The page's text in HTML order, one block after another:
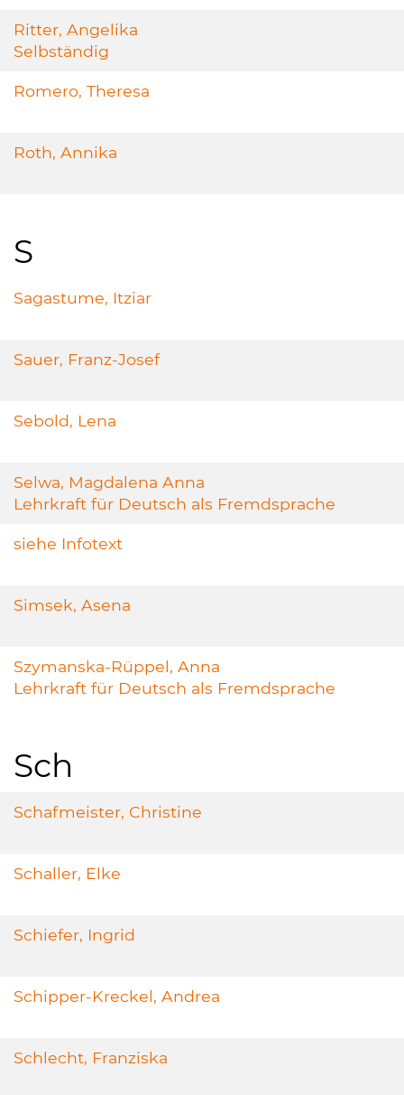
Ritter, Angelika
Selbständig
Romero, Theresa
Roth, Annika
S
Sagastume, Itziar
Sauer, Franz-Josef
Sebold, Lena
Selwa, Magdalena Anna
Lehrkraft für Deutsch als Fremdsprache
siehe Infotext
Simsek, Asena
Szymanska-Rüppel, Anna
Lehrkraft für Deutsch als Fremdsprache
Sch
Schafmeister, Christine
Schaller, Elke
Schiefer, Ingrid
Schipper-Kreckel, Andrea
Schlecht, Franziska